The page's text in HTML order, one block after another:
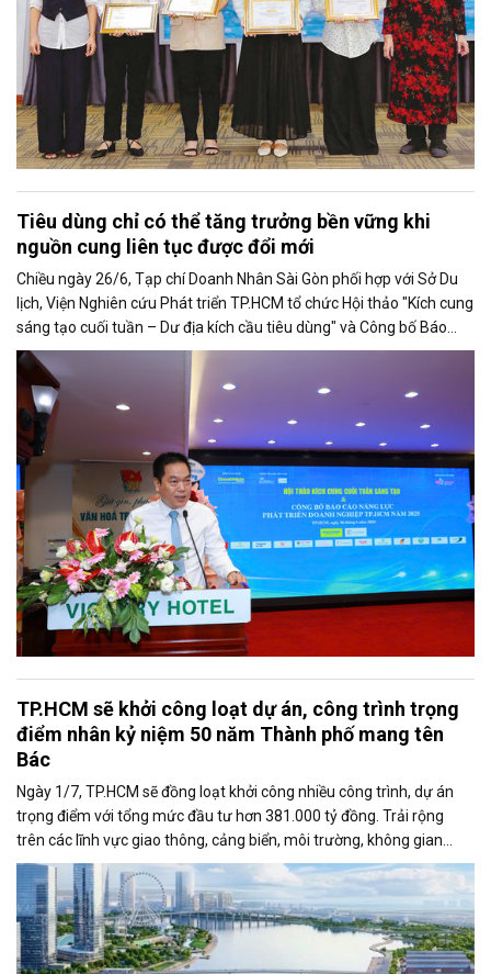
Tiêu dùng chỉ có thể tăng trưởng bền vững khi
nguồn cung liên tục được đổi mới
Chiều ngày 26/6, Tạp chí Doanh Nhân Sài Gòn phối hợp với Sở Du
lịch, Viện Nghiên cứu Phát triển TP.HCM tổ chức Hội thảo "Kích cung
sáng tạo cuối tuần – Dư địa kích cầu tiêu dùng" và Công bố Báo
cáo năng lực phát triển doanh nghiệp TP.HCM năm 2025. Trân
trọng giới thiệu phát biểu của ông Võ Hồng Sơn - Trưởng đại diện
Văn phòng Bộ Công Thương khu vực phía Nam tại Hội thảo.
TP.HCM sẽ khởi công loạt dự án, công trình trọng
điểm nhân kỷ niệm 50 năm Thành phố mang tên
Bác
Ngày 1/7, TP.HCM sẽ đồng loạt khởi công nhiều công trình, dự án
trọng điểm với tổng mức đầu tư hơn 381.000 tỷ đồng. Trải rộng
trên các lĩnh vực giao thông, cảng biển, môi trường, không gian
công cộng và nhà ở xã hội, các dự án được kỳ vọng tạo động lực
tăng trưởng mới, mở rộng không gian phát triển và nâng cao năng
lực cạnh tranh của đô thị lớn nhất cả nước.